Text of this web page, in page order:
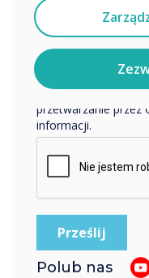
Clevertouch.
Aby uzyskać
wykorzystujemy
politykę prywatności.
Klikając Wyślij,
przetwarzanie przez
informacji.
Polub nas